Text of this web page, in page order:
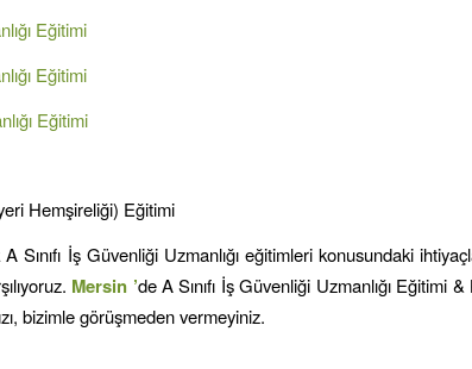
Eğitimi
Eğitimi
Eğitimi
Hemşireliği) Eğitimi
Sınıfı İş Güvenliği Uzmanlığı eğitimleri konusundaki
Mersin ’de A Sınıfı İş Güvenliği Uzmanlığı Eğitimi
bizimle görüşmeden vermeyiniz.